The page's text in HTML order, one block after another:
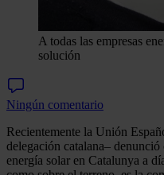
A todas las empresas
solución
Ningún comentario
Recientemente la Unión
delegación catalana–
energía solar en Catalunya a